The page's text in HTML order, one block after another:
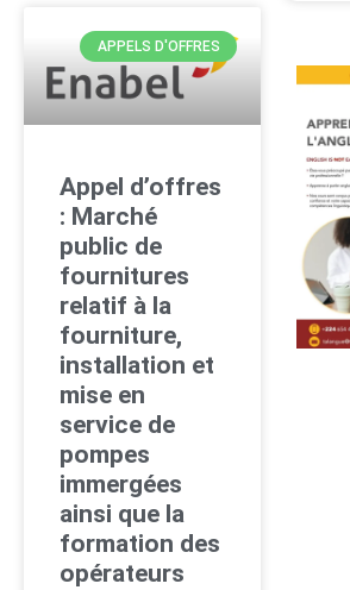
APPELS D'OFFRES
Appel d’offres
: Marché
public de
fournitures
relatif à la
fourniture,
installation et
mise en
service de
pompes
immergées
ainsi que la
formation des
opérateurs